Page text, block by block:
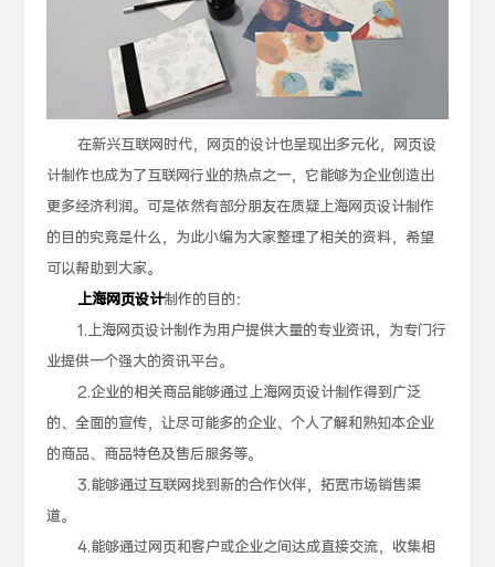
在新兴互联网时代，网页的设计也呈现出多元化，网页设
计制作也成为了互联网行业的热点之一，它能够为企业创造出
更多经济利润。可是依然有部分朋友在质疑上海网页设计制作
的目的究竟是什么，为此小编为大家整理了相关的资料，希望
可以帮助到大家。
上海网页设计制作的目的：
1.上海网页设计制作为用户提供大量的专业资讯，为专门行
业提供一个强大的资讯平台。
2.企业的相关商品能够通过上海网页设计制作得到广泛
的、全面的宣传，让尽可能多的企业、个人了解和熟知本企业
的商品、商品特色及售后服务等。
3.能够通过互联网找到新的合作伙伴，拓宽市场销售渠
道。
4.能够通过网页和客户或企业之间达成直接交流，收集相